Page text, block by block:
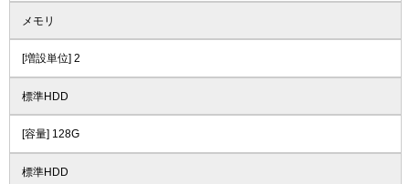
メモリ
[増設単位] 2
標準HDD
[容量] 128G
標準HDD